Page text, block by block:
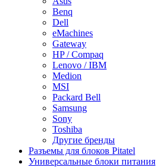
Benq
Dell
eMachines
Gateway
HP / Compaq
Lenovo / IBM
Medion
MSI
Packard Bell
Samsung
Sony
Toshiba
Другие бренды
Разъемы для блоков Pitatel
Универсальные блоки питания